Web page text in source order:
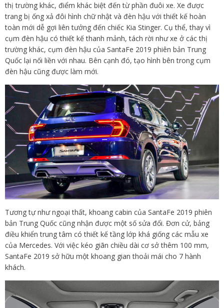
thị trường khác, điểm khác biệt đến từ phần đuôi xe. Xe được
trang bị ống xả đôi hình chữ nhật và đèn hậu với thiết kế hoàn
toàn mới dễ gợi liên tưởng đến chiếc Kia Stinger. Cụ thể, thay vì
cụm đèn hậu có thiết kế thanh mảnh, tách rời như xe ở các thị
trường khác, cụm đèn hậu của SantaFe 2019 phiên bản Trung
Quốc lại nối liền với nhau. Bên cạnh đó, tạo hình bên trong cụm
đèn hậu cũng được làm mới.
Tương tự như ngoại thất, khoang cabin của SantaFe 2019 phiên
bản Trung Quốc cũng nhận được một số sửa đổi. Đơn cử, bảng
điều khiển trung tâm có thiết kế tầng lớp khá giống các mẫu xe
của Mercedes. Với việc kéo giãn chiều dài cơ sở thêm 100 mm,
SantaFe 2019 sở hữu một khoang gian thoải mái cho 7 hành
khách.